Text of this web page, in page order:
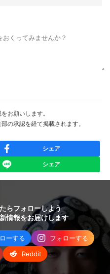
お願いします。
の承認を経て掲載されます。
シェア
シェア
らフォローしよう
情報をお届けします
ーする
フォローする
Reddit